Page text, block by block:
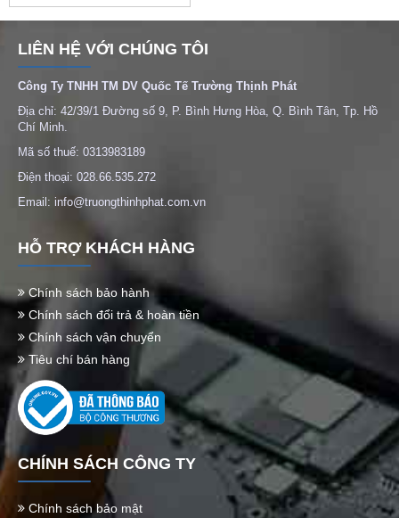
LIÊN HỆ VỚI CHÚNG TÔI
Công Ty TNHH TM DV Quốc Tế Trường Thịnh Phát
Địa chỉ: 42/39/1 Đường số 9, P. Bình Hưng Hòa, Q. Bình Tân, Tp. Hồ
Chí Minh.
Mã số thuế: 0313983189
Điện thoại: 028.66.535.272
Email: info@truongthinhphat.com.vn
HỖ TRỢ KHÁCH HÀNG
Chính sách bảo hành
Chính sách đổi trả & hoàn tiền
Chính sách vận chuyển
Tiêu chí bán hàng
CHÍNH SÁCH CÔNG TY
Chính sách bảo mật